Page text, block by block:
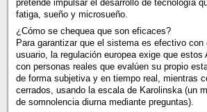
pretende impulsar el desarrollo de tecnología
fatiga, sueño y microsueño.
¿Cómo se chequea que son eficaces?
Para garantizar que el sistema es efectivo con
usuario, la regulación europea exige que estos
con personas reales que evalúen su propio
de forma subjetiva y en tiempo real, mientras
cerrados, usando la escala de Karolinska (un
de somnolencia diurna mediante preguntas).